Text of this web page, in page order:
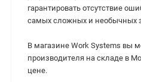
гарантировать отсутствие
самых сложных и необычных
В магазине Work Systems вы
производителя на складе в
цене.